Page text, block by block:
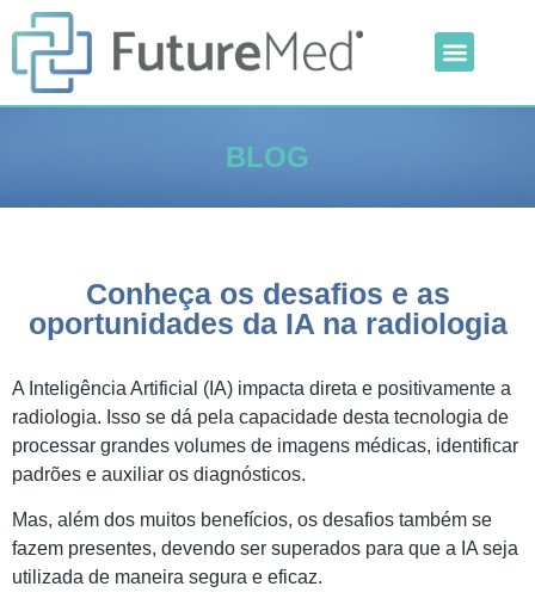
BLOG
Conheça os desafios e as
oportunidades da IA na radiologia
A Inteligência Artificial (IA) impacta direta e positivamente a
radiologia. Isso se dá pela capacidade desta tecnologia de
processar grandes volumes de imagens médicas, identificar
padrões e auxiliar os diagnósticos.
Mas, além dos muitos benefícios, os desafios também se
fazem presentes, devendo ser superados para que a IA seja
utilizada de maneira segura e eficaz.